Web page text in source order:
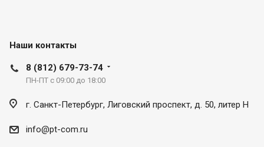
Наши контакты
8 (812) 679-73-74
ПН-ПТ с 09:00 до 18:00
г. Санкт-Петербург, Лиговский проспект, д. 50, литер Н
info@pt-com.ru